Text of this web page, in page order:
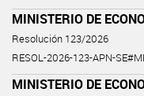
MINISTERIO DE
Resolución 123/2026
RESOL-2026-123-APN-
MINISTERIO DE